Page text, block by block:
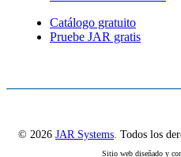
Catálogo gratuito
Pruebe JAR gratis
© 2026 JAR Systems . Todos los
Sitio web diseñado y